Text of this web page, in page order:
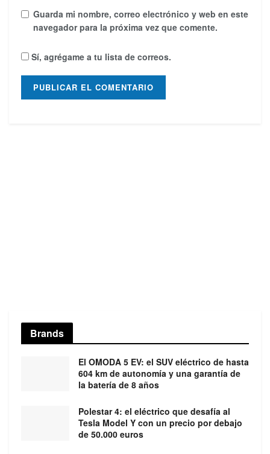
Guarda mi nombre, correo electrónico y web en este
navegador para la próxima vez que comente.
Sí, agrégame a tu lista de correos.
Brands
El OMODA 5 EV: el SUV eléctrico de hasta
604 km de autonomía y una garantía de
la batería de 8 años
Polestar 4: el eléctrico que desafía al
Tesla Model Y con un precio por debajo
de 50.000 euros